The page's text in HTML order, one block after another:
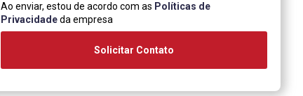
Ao enviar, estou de acordo com as Políticas de
Privacidadeda empresa
Solicitar Contato